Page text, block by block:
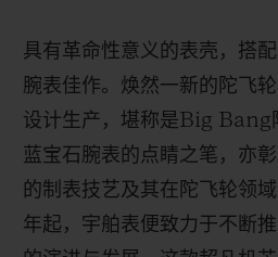
具有革命性意义的表壳，搭
腕表佳作。焕然一新的陀飞
设计生产，堪称是Big Bang
蓝宝石腕表的点睛之笔，亦
的制表技艺及其在陀飞轮领
年起，宇舶表便致力于不断